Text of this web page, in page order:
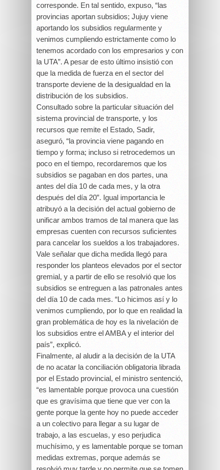
corresponde. En tal sentido, expuso, “las
provincias aportan subsidios; Jujuy viene
aportando los subsidios regularmente y
venimos cumpliendo estrictamente como lo
tenemos acordado con los empresarios y con
la UTA”. A pesar de esto último insistió con
que la medida de fuerza en el sector del
transporte deviene de la desigualdad en la
distribución de los subsidios.
Consultado sobre la particular situación del
sistema provincial de transporte, y los
recursos que remite el Estado, Sadir,
aseguró, “la provincia viene pagando en
tiempo y forma; incluso si retrocedemos un
poco en el tiempo, recordaremos que los
subsidios se pagaban en dos partes, una
antes del día 10 de cada mes, y la otra
después del día 20”. Igual importancia le
atribuyó a la decisión del actual gobierno de
unificar ambos tramos de tal manera que las
empresas cuenten con recursos suficientes
para cancelar los sueldos a los trabajadores.
Vale señalar que dicha medida llegó para
responder los planteos elevados por el sector
gremial, y a partir de ello se resolvió que los
subsidios se entreguen a las patronales antes
del día 10 de cada mes. “Lo hicimos así y lo
venimos cumpliendo, por lo que en realidad la
gran problemática de hoy es la nivelación de
los subsidios entre el AMBA y el interior del
país”, explicó.
Finalmente, al aludir a la decisión de la UTA
de no acatar la conciliación obligatoria librada
por el Estado provincial, el ministro sentenció,
“es lamentable porque provoca una cuestión
que es gravísima que tiene que ver con la
gente porque la gente hoy no puede acceder
a un colectivo para llegar a su lugar de
trabajo, a las escuelas, y eso perjudica
muchísimo, y es lamentable porque se toman
medidas extremas, porque además se